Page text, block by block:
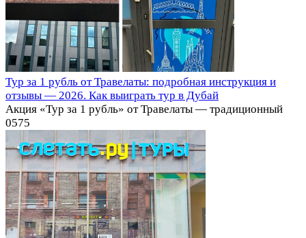
Тур за 1 рубль от Травелаты: подробная инструкция и
отзывы — 2026. Как выиграть тур в Дубай
Акция «Тур за 1 рубль» от Травелаты — традиционный
0575